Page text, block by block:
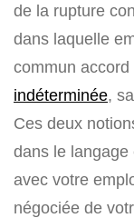
de la rupture
dans laquelle
commun
indéterminée,
Ces deux
dans le
avec votre
négociée de